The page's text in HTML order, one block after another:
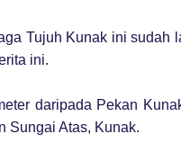
Tujuh Kunak ini
ini.
daripada Pekan
Sungai Atas, Kunak.